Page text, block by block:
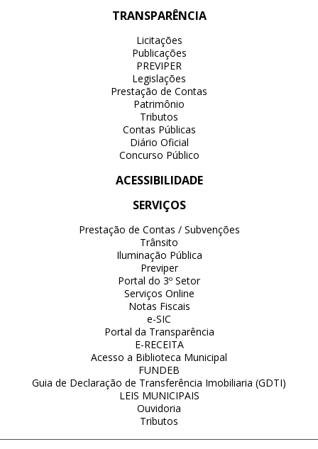
TRANSPARÊNCIA
Licitações
Publicações
PREVIPER
Legislações
Prestação de Contas
Patrimônio
Tributos
Contas Públicas
Diário Oficial
Concurso Público
ACESSIBILIDADE
SERVIÇOS
Prestação de Contas / Subvenções
Trânsito
Iluminação Pública
Previper
Portal do 3º Setor
Serviços Online
Notas Fiscais
e-SIC
Portal da Transparência
E-RECEITA
Acesso a Biblioteca Municipal
FUNDEB
Guia de Declaração de Transferência Imobiliaria (GDTI)
LEIS MUNICIPAIS
Ouvidoria
Tributos